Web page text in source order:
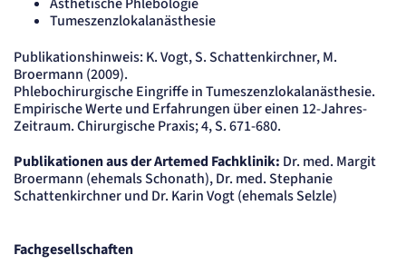
Ästhetische Phlebologie
Tumeszenzlokalanästhesie
Publikationshinweis: K. Vogt, S. Schattenkirchner, M.
Broermann (2009).
Phlebochirurgische Eingriffe in Tumeszenzlokalanästhesie.
Empirische Werte und Erfahrungen über einen 12-Jahres-
Zeitraum. Chirurgische Praxis; 4, S. 671-680.
Publikationen aus der Artemed Fachklinik: Dr. med. Margit
Broermann (ehemals Schonath), Dr. med. Stephanie
Schattenkirchner und Dr. Karin Vogt (ehemals Selzle)
Fachgesellschaften
Cookie Laufzeit:
"no" - 50 Jahre, "yes" - 480 Tage
Content-Management-System-
Cookie
Name:
fe_typo_user
Anbieter:
TYPO3
Zweck:
Dient der Identifizierung eines Anwenders und der besseren Bedienerführung.